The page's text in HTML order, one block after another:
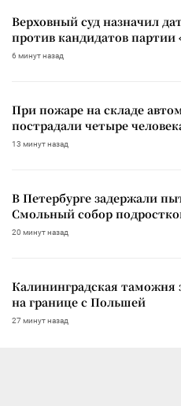
Верховный суд назначил
против кандидатов партии
6 минут назад
При пожаре на складе
пострадали четыре
13 минут назад
В Петербурге задержали
Смольный собор
20 минут назад
Калининградская таможня
на границе с Польшей
27 минут назад